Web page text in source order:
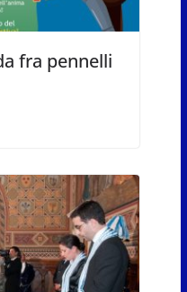
fra pennelli